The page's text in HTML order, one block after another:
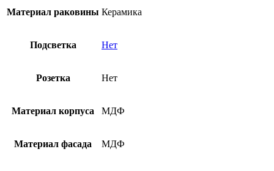
Материал раковины Керамика
Подсветка Нет
Розетка Нет
Материал корпуса МДФ
Материал фасада МДФ